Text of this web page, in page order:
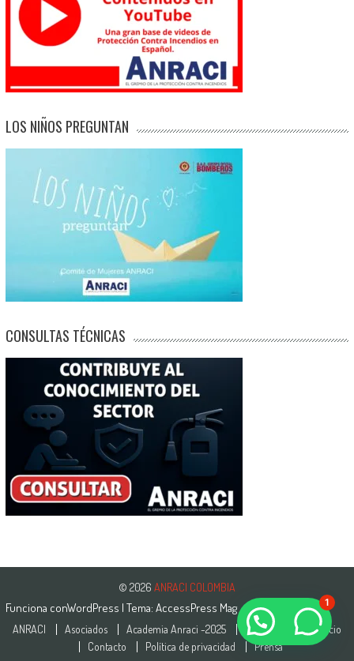
LOS NIÑOS PREGUNTAN
CONSULTAS TÉCNICAS
© 2026 ANRACI COLOMBIA
Funciona conWordPress | Tema: AccessPress Mag
ANRACI Asociados Academia Anraci -2025 Comités
Sea Socio
Contacto
Política de privacidad Prensa
1
¿Necesitas Ayuda?